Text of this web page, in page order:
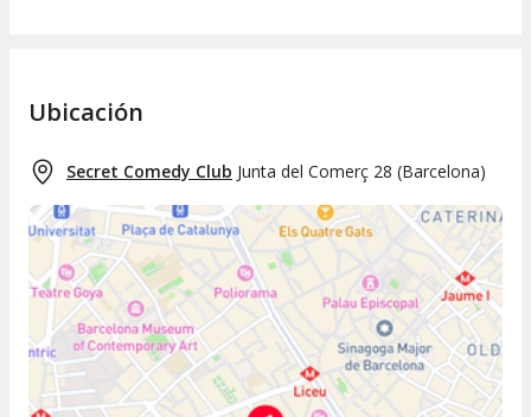
Ubicación
Secret Comedy Club Junta del Comerç 28 (Barcelona)